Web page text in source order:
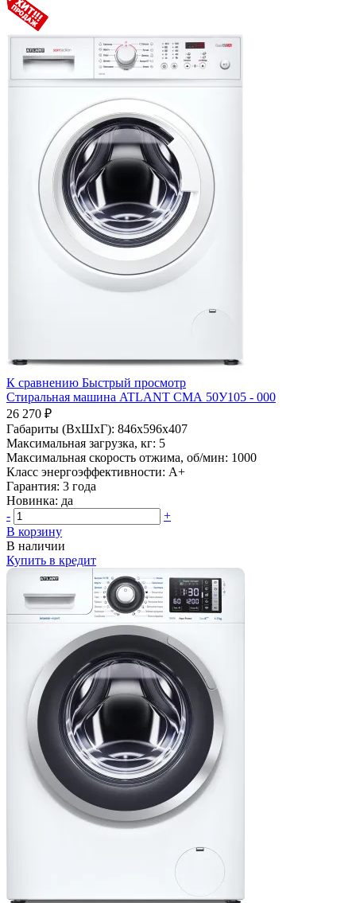
К сравнению Быстрый просмотр
Стиральная машина ATLANT СМА 50У105 - 000
26 270 ₽
Габариты (ВхШхГ): 846x596x407
Максимальная загрузка, кг: 5
Максимальная скорость отжима, об/мин: 1000
Класс энергоэффективности: A+
Гарантия: 3 года
Новинка: да
-
+
В корзину
В наличии
Купить в кредит